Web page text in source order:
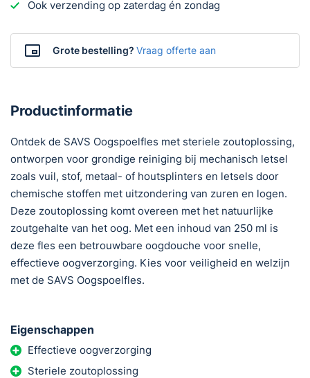
Ook verzending op zaterdag én zondag
Grote bestelling? Vraag offerte aan
Productinformatie
Ontdek de SAVS Oogspoelfles met steriele zoutoplossing,
ontworpen voor grondige reiniging bij mechanisch letsel
zoals vuil, stof, metaal- of houtsplinters en letsels door
chemische stoffen met uitzondering van zuren en logen.
Deze zoutoplossing komt overeen met het natuurlijke
zoutgehalte van het oog. Met een inhoud van 250 ml is
deze fles een betrouwbare oogdouche voor snelle,
effectieve oogverzorging. Kies voor veiligheid en welzijn
met de SAVS Oogspoelfles.
Eigenschappen
Effectieve oogverzorging
Steriele zoutoplossing